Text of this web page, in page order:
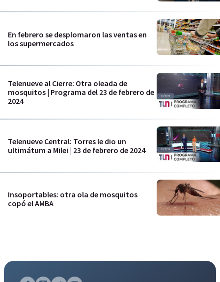
En febrero se desplomaron las ventas en
los supermercados
Telenueve al Cierre: Otra oleada de
mosquitos | Programa del 23 de febrero de
2024
Telenueve Central: Torres le dio un
ultimátum a Milei | 23 de febrero de 2024
Insoportables: otra ola de mosquitos
copó el AMBA